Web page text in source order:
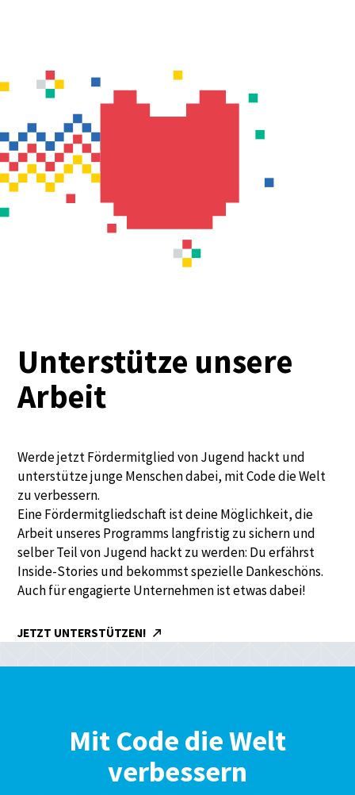
Unterstütze unsere
Arbeit
Werde jetzt Fördermitglied von Jugend hackt und
unterstütze junge Menschen dabei, mit Code die Welt
zu verbessern.
Eine Fördermitgliedschaft ist deine Möglichkeit, die
Arbeit unseres Programms langfristig zu sichern und
selber Teil von Jugend hackt zu werden: Du erfährst
Inside-Stories und bekommst spezielle Dankeschöns.
Auch für engagierte Unternehmen ist etwas dabei!
JETZT UNTERSTÜTZEN!
Mit Code die Welt
verbessern